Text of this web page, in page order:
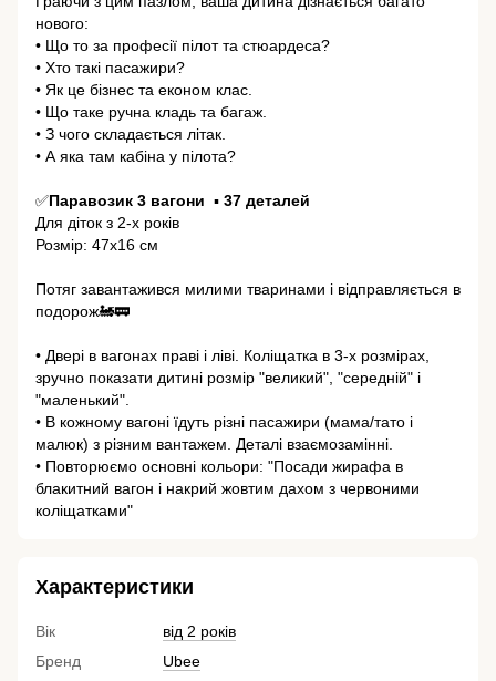
нового:
• Що то за професії пілот та стюардеса?
• Хто такі пасажири?
• Як це бізнес та економ клас.
• Що таке ручна кладь та багаж.
• З чого складається літак.
• А яка там кабіна у пілота?
✅Паравозик 3 вагони ▪️ 37 деталей
Для діток з 2-х років
Розмір: 47х16 см
Потяг завантажився милими тваринами і відправляється в
подорож🚂🚃
• Двері в вагонах праві і ліві. Коліщатка в 3-х розмірах,
зручно показати дитині розмір "великий", "середній" і
"маленький".
• В кожному вагоні їдуть різні пасажири (мама/тато і
малюк) з різним вантажем. Деталі взаємозамінні.
• Повторюємо основні кольори: "Посади жирафа в
блакитний вагон і накрий жовтим дахом з червоними
коліщатками"
Характеристики
Вік
від 2 років
Бренд
Ubee